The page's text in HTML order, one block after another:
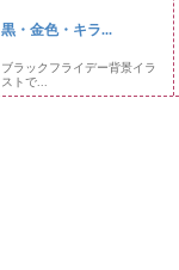
黒・金色・キラ...
ブラックフライデー背景イラ
ストで...